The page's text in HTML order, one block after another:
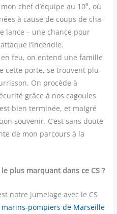
chef d’équipe au 10e, où
à cause de coups de cha­
lance – une chance pour
l’incendie.
feu, on entend une famille
cette porte, se trouvent plu­
On pro­cède à
grâce à nos cagoules
bien ter­mi­née, et mal­gré
sou­ve­nir. C’est sans doute
de mon par­cours à la
plus mar­quant dans ce CS ?
notre jume­lage avec le CS
pom­piers de Mar­seille